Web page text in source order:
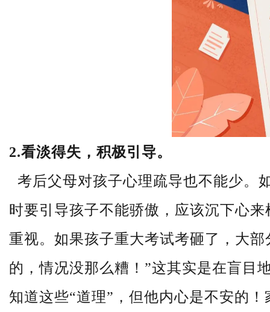
2.看淡得失，积极引导。
考后父母对孩子心理疏导也不能少。
时要引导孩子不能骄傲，应该沉下心
重视。 如果孩子重大考试考砸了，大
的，情况没那么糟！ ”这其实是在盲目
知道这些“道理”，但他内心是不安的！